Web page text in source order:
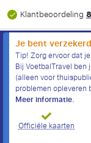
Klantbeoordeling
Je bent
Tip! Zorg ervoor dat
Bij VoetbalTravel ben
(alleen voor
problemen opleveren
Meer informatie.
Officiële kaarten